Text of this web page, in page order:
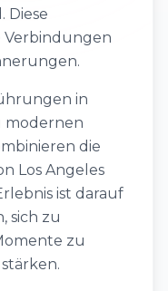
Diese
Verbindungen
in
modernen
die
Los Angeles
ist darauf
sich zu
zu